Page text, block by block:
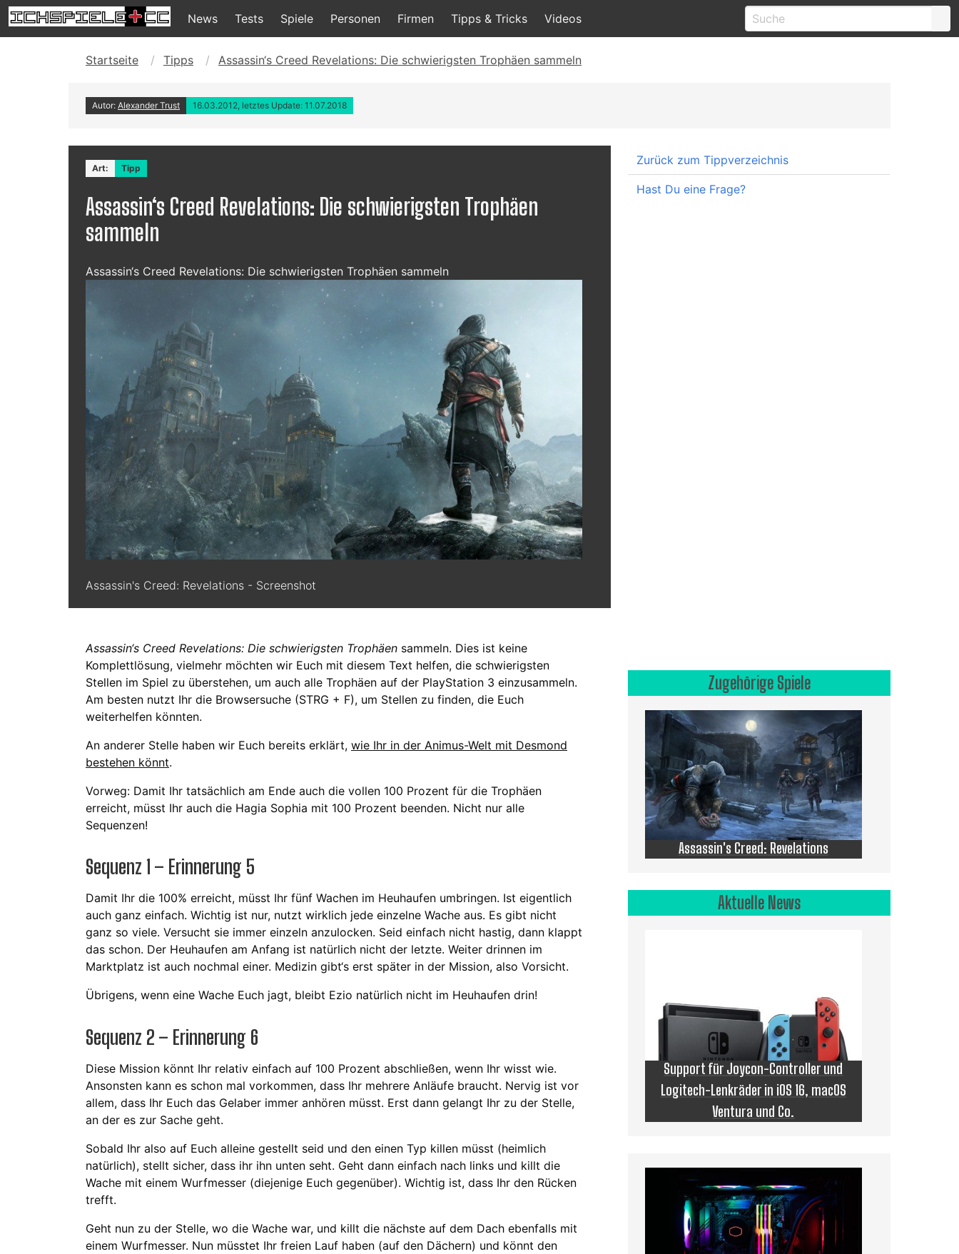
News Tests Spiele Personen Firmen Tipps & Tricks Videos
Startseite Tipps Assassin‘s Creed Revelations: Die schwierigsten Trophäen sammeln
Autor: Alexander Trust 16.03.2012, letztes Update: 11.07.2018
Art: Tipp
Assassin‘s Creed Revelations: Die schwierigsten Trophäen
sammeln
Assassin‘s Creed Revelations: Die schwierigsten Trophäen sammeln
Assassin's Creed: Revelations - Screenshot
Assassin‘s Creed Revelations: Die schwierigsten Trophäen sammeln. Dies ist keine
Komplettlösung, vielmehr möchten wir Euch mit diesem Text helfen, die schwierigsten
Stellen im Spiel zu überstehen, um auch alle Trophäen auf der PlayStation 3 einzusammeln.
Am besten nutzt Ihr die Browsersuche (STRG + F), um Stellen zu finden, die Euch
weiterhelfen könnten.
An anderer Stelle haben wir Euch bereits erklärt, wie Ihr in der Animus-Welt mit Desmond
bestehen könnt.
Vorweg: Damit Ihr tatsächlich am Ende auch die vollen 100 Prozent für die Trophäen
erreicht, müsst Ihr auch die Hagia Sophia mit 100 Prozent beenden. Nicht nur alle
Sequenzen!
Sequenz 1 – Erinnerung 5
Damit Ihr die 100% erreicht, müsst Ihr fünf Wachen im Heuhaufen umbringen. Ist eigentlich
auch ganz einfach. Wichtig ist nur, nutzt wirklich jede einzelne Wache aus. Es gibt nicht
ganz so viele. Versucht sie immer einzeln anzulocken. Seid einfach nicht hastig, dann klappt
das schon. Der Heuhaufen am Anfang ist natürlich nicht der letzte. Weiter drinnen im
Marktplatz ist auch nochmal einer. Medizin gibt‘s erst später in der Mission, also Vorsicht.
Übrigens, wenn eine Wache Euch jagt, bleibt Ezio natürlich nicht im Heuhaufen drin!
Sequenz 2 – Erinnerung 6
Diese Mission könnt Ihr relativ einfach auf 100 Prozent abschließen, wenn Ihr wisst wie.
Ansonsten kann es schon mal vorkommen, dass Ihr mehrere Anläufe braucht. Nervig ist vor
allem, dass Ihr Euch das Gelaber immer anhören müsst. Erst dann gelangt Ihr zu der Stelle,
an der es zur Sache geht.
Sobald Ihr also auf Euch alleine gestellt seid und den einen Typ killen müsst (heimlich
natürlich), stellt sicher, dass ihr ihn unten seht. Geht dann einfach nach links und killt die
Wache mit einem Wurfmesser (diejenige Euch gegenüber). Wichtig ist, dass Ihr den Rücken
trefft.
Geht nun zu der Stelle, wo die Wache war, und killt die nächste auf dem Dach ebenfalls mit
einem Wurfmesser. Nun müsstet Ihr freien Lauf haben (auf den Dächern) und könnt den
Zurück zum Tippverzeichnis
Hast Du eine Frage?
Zugehörige Spiele
Assassin's Creed: Revelations
Aktuelle News
Support für Joycon-Controller und
Logitech-Lenkräder in iOS 16, macOS
Ventura und Co.